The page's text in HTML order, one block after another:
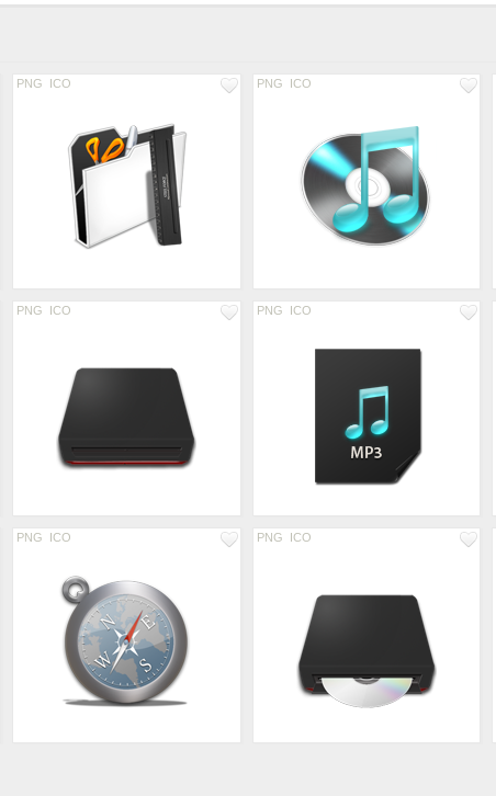
PNG ICO PNG ICO
PNG ICO PNG ICO
PNG ICO PNG ICO